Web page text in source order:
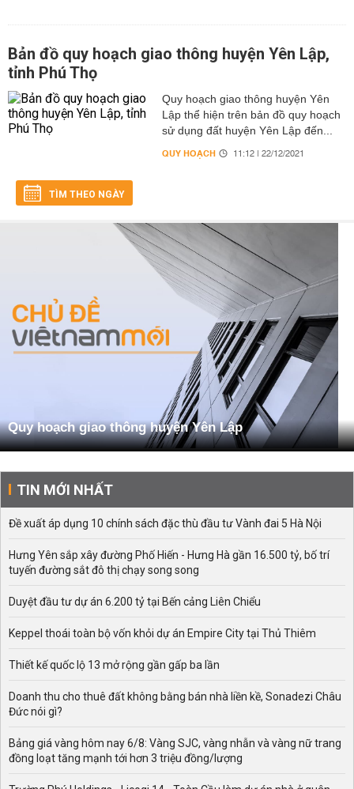
Bản đồ quy hoạch giao thông huyện Yên Lập,
tỉnh Phú Thọ
Quy hoạch giao thông huyện Yên
Lập thể hiện trên bản đồ quy hoạch
sử dụng đất huyện Yên Lập đến...
QUY HOẠCH 11:12 | 22/12/2021
TÌM THEO NGÀY
Quy hoạch giao thông huyện Yên Lập
TIN MỚI NHẤT
Đề xuất áp dụng 10 chính sách đặc thù đầu tư Vành đai 5 Hà Nội
Hưng Yên sắp xây đường Phố Hiến - Hưng Hà gần 16.500 tỷ, bố trí
tuyến đường sắt đô thị chạy song song
Duyệt đầu tư dự án 6.200 tỷ tại Bến cảng Liên Chiểu
Keppel thoái toàn bộ vốn khỏi dự án Empire City tại Thủ Thiêm
Thiết kế quốc lộ 13 mở rộng gần gấp ba lần
Doanh thu cho thuê đất không bằng bán nhà liền kề, Sonadezi Châu
Đức nói gì?
Bảng giá vàng hôm nay 6/8: Vàng SJC, vàng nhẫn và vàng nữ trang
đồng loạt tăng mạnh tới hơn 3 triệu đồng/lượng